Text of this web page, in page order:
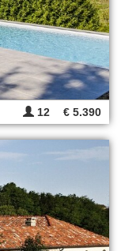
12 € 5.390